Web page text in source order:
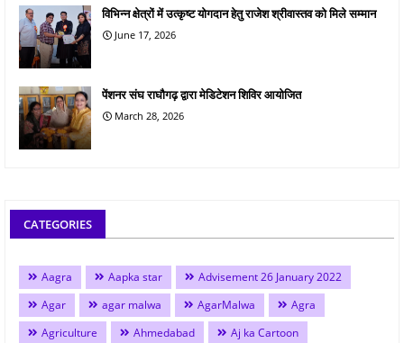
विभिन्न क्षेत्रों में उत्कृष्ट योगदान हेतु राजेश श्रीवास्तव को मिले सम्मान
June 17, 2026
पेंशनर संघ राघौगढ़ द्वारा मेडिटेशन शिविर आयोजित
March 28, 2026
CATEGORIES
Aagra Aapka star
Advisement 26 January 2022
Agar
agar malwa AgarMalwa
Agra
Agriculture
Ahmedabad
Aj ka Cartoon